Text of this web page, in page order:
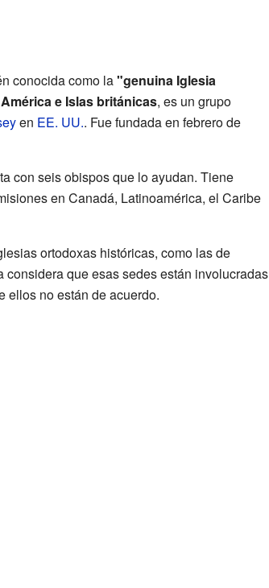
conocida como la"genuina Iglesia
e Islas británicas, es un grupo
en EE. UU.. Fue fundada en febrero de
con seis obispos que lo ayudan. Tiene
en Canadá, Latinoamérica, el Caribe
ortodoxas históricas, como las de
que esas sedes están involucradas
ellos no están de acuerdo.